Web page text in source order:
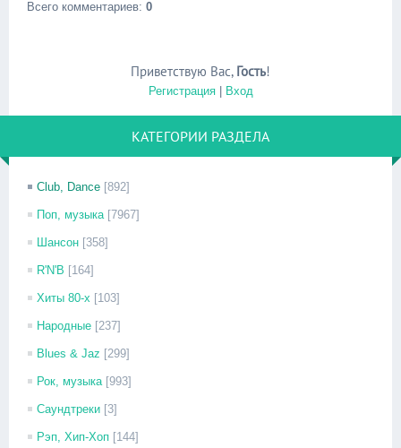
Всего комментариев: 0
Приветствую Вас, Гость!
Регистрация| Вход
КАТЕГОРИИ РАЗДЕЛА
Club, Dance [892]
Поп, музыка [7967]
Шансон [358]
R'N'B [164]
Хиты 80-х [103]
Народные [237]
Blues & Jaz [299]
Рок, музыка [993]
Саундтреки [3]
Рэп, Хип-Хоп [144]